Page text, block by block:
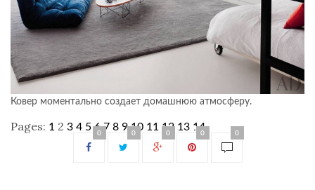
Ковер моментально создает домашнюю атмосферу.
Pages: 1 2 3 4 5 6 7 8 9 10 11 12 13 14
0 0 0 0 0